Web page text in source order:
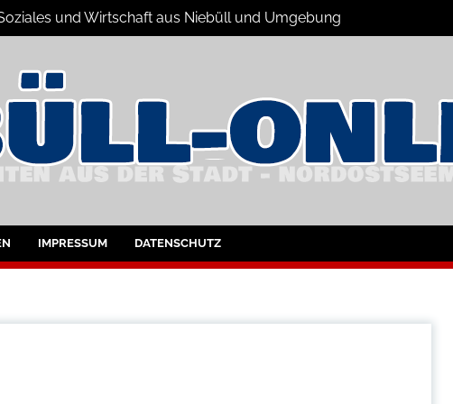
und Wirtschaft aus Niebüll und Umgebung
und Umgebung
IMPRESSUM DATENSCHUTZ